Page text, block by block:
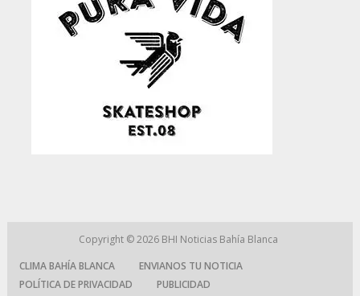
Copyright © 2026 BHI Noticias Bahía Blanca
CLIMA BAHÍA BLANCA
ENVIANOS TU NOTICIA
POLÍTICA DE PRIVACIDAD
PUBLICIDAD